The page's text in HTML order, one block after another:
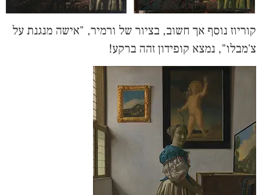
קוריוז נוסף אך חשוב, בציור של ורמיר, "אישה מנגנת על
צ'מבלו", נמצא קופידון זהה ברקע!